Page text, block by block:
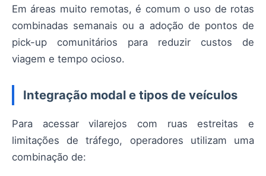
Em áreas muito remotas, é comum o uso de rotas
combinadas semanais ou a adoção de pontos de
pick-up comunitários para reduzir custos de
viagem e tempo ocioso.
Integração modal e tipos de veículos
Para acessar vilarejos com ruas estreitas e
limitações de tráfego, operadores utilizam uma
combinação de: